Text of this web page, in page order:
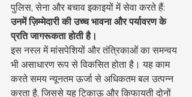
पुलिस, सेना और बचाव इकाइयों में सेवा करते हैं:
उनमें ज़िम्मेदारी की उच्च भावना और पर्यावरण के
प्रति जागरूकता होती है।
इस नस्ल में मांसपेशियों और तंत्रिकाओं का समन्वय
भी असाधारण रूप से विकसित होता है। यह काम
करते समय न्यूनतम ऊर्जा से अधिकतम बल उत्पन्न
करता है, जिससे यह टिकाऊ और किफायती दोनों